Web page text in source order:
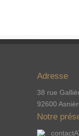
Adresse
38 rue
92600
Notre